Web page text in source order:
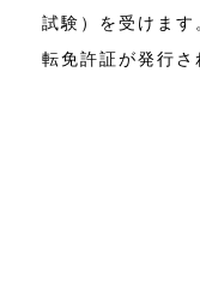
試験）を受けま
転免許証が発行さ